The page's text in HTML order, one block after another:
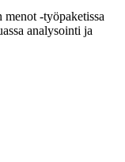
-työpaketissa
analysointi ja